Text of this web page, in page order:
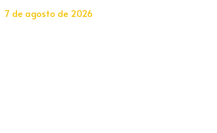
7 de agosto de 2026